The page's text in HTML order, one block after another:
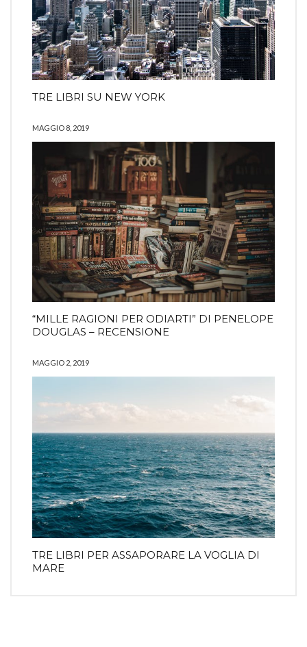
TRE LIBRI SU NEW YORK
MAGGIO 8, 2019
“MILLE RAGIONI PER ODIARTI” DI PENELOPE
DOUGLAS – RECENSIONE
MAGGIO 2, 2019
TRE LIBRI PER ASSAPORARE LA VOGLIA DI
MARE